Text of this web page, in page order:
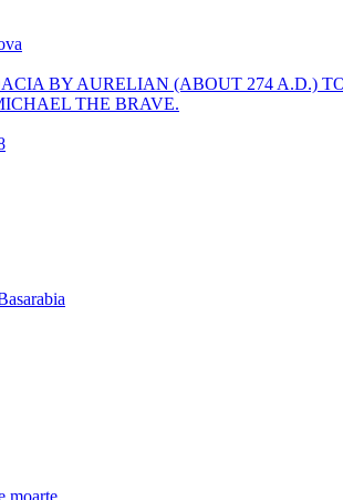
BY AURELIAN (ABOUT 274 A.D.)
THE BRAVE.